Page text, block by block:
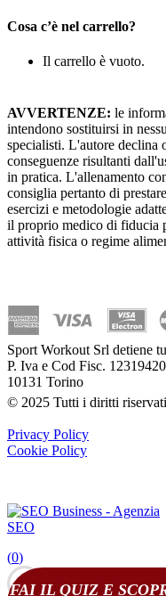
Cosa c’è nel carrello?
Il carrello è vuoto.
AVVERTENZE: le
intendono sostituirsi in
specialisti. L'autore declina
conseguenze risultanti
in pratica. L'allenamento
consiglia pertanto di
esercizi e metodologie
il proprio medico di fiducia
attività fisica o regime
Sport Workout Srl detiene
P. Iva e Cod Fisc.
10131 Torino
© 2025 Tutti i diritti riservati
Privacy Policy
Cookie Policy
(0)
FAI IL QUIZ E